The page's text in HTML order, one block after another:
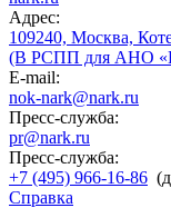
Адрес:
109240, Москва,
(В РСПП для АНО
E-mail:
nok-nark@nark.ru
Пресс-служба:
pr@nark.ru
Пресс-служба:
+7 (495) 966-16-86
Справка